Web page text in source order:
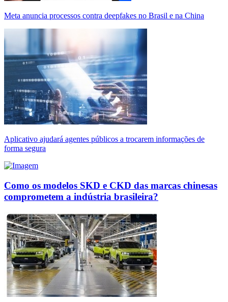
Meta anuncia processos contra deepfakes no Brasil e na China
Aplicativo ajudará agentes públicos a trocarem informações de
forma segura
Como os modelos SKD e CKD das marcas chinesas
comprometem a indústria brasileira?